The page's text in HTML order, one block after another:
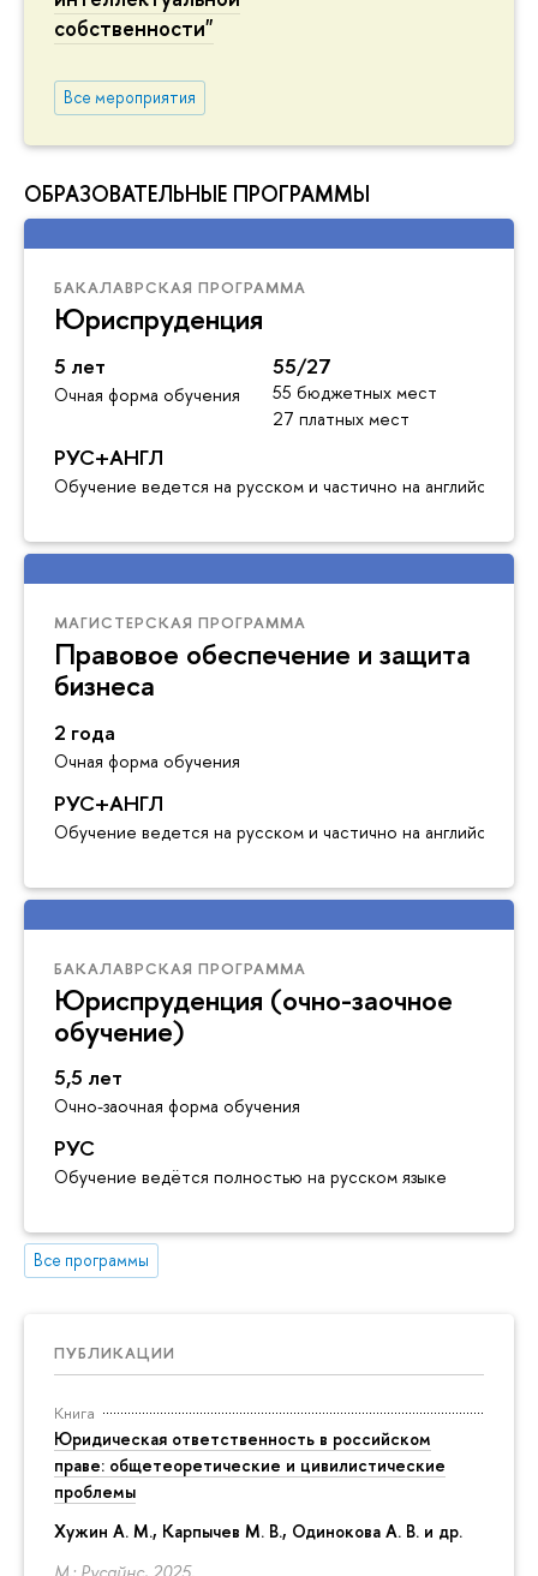
собственности"
Все мероприятия
ОБРАЗОВАТЕЛЬНЫЕ ПРОГРАММЫ
БАКАЛАВРСКАЯ ПРОГРАММА
Юриспруденция
5 лет
Очная форма обучения
55/27
55 бюджетных мест
27 платных мест
РУС+АНГЛ
Обучение ведется на русском и частично на английском
МАГИСТЕРСКАЯ ПРОГРАММА
Правовое обеспечение и защита
бизнеса
2 года
Очная форма обучения
РУС+АНГЛ
Обучение ведется на русском и частично на английском
БАКАЛАВРСКАЯ ПРОГРАММА
Юриспруденция (очно-заочное
обучение)
5,5 лет
Очно-заочная форма обучения
РУС
Обучение ведётся полностью на русском языке
Все программы
ПУБЛИКАЦИИ
Книга
Юридическая ответственность в российском
праве: общетеоретические и цивилистические
проблемы
Хужин А. М., Карпычев М. В., Одинокова А. В. и др.
М.: Русайнс, 2025.